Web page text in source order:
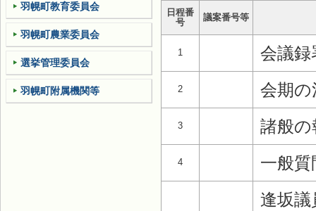
日程番
号
議案番号等
1 会議録
2 会期の
3 諸般の
4
一般質
逢坂
羽幌町教育委員会
羽幌町農業委員会
選挙管理委員会
羽幌町附属機関等